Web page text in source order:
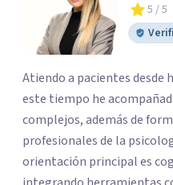
5 / 5
Atiendo a pacientes desde
este tiempo he
complejos, además de
profesionales de la
orientación principal es